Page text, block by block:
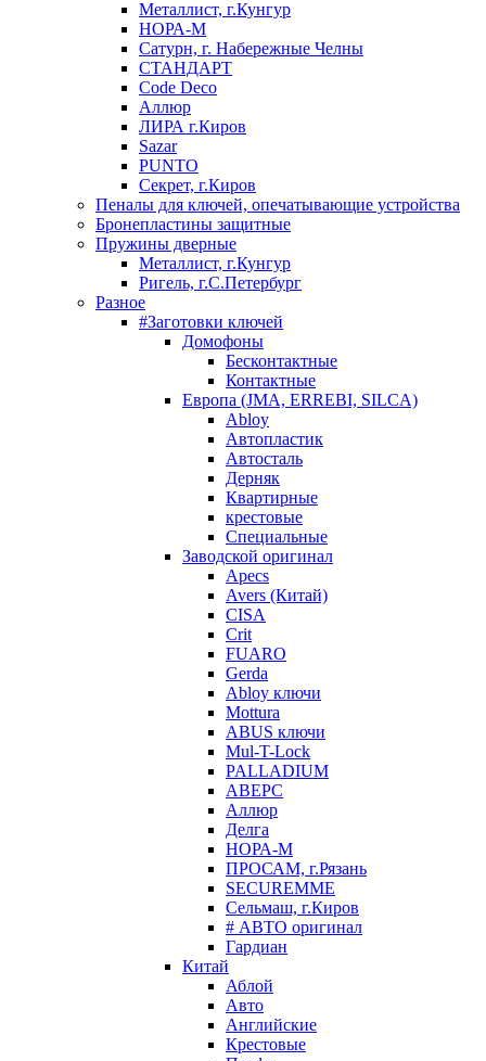
Металлист, г.Кунгур
НОРА-М
Сатурн, г. Набережные Челны
СТАНДАРТ
Code Deco
Аллюр
ЛИРА г.Киров
Sazar
PUNTO
Секрет, г.Киров
Пеналы для ключей, опечатывающие устройства
Бронепластины защитные
Пружины дверные
Металлист, г.Кунгур
Ригель, г.С.Петербург
Разное
#Заготовки ключей
Домофоны
Бесконтактные
Контактные
Европа (JMA, ERREBI, SILCA)
Abloy
Автопластик
Автосталь
Дерняк
Квартирные
крестовые
Специальные
Заводской оригинал
Apecs
Avers (Китай)
CISA
Crit
FUARO
Gerda
Abloy ключи
Mottura
ABUS ключи
Mul-T-Lock
PALLADIUM
АВЕРС
Аллюр
Делга
НОРА-М
ПРОСАМ, г.Рязань
SECUREMME
Сельмаш, г.Киров
# АВТО оригинал
Гардиан
Китай
Аблой
Авто
Английские
Крестовые